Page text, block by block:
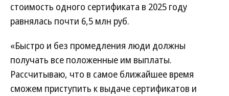
стоимость одного сертификата в 2025 году
равнялась почти 6,5 млн руб.
«Быстро и без промедления люди должны
получать все положенные им выплаты.
Рассчитываю, что в самое ближайшее время
сможем приступить к выдаче сертификатов и